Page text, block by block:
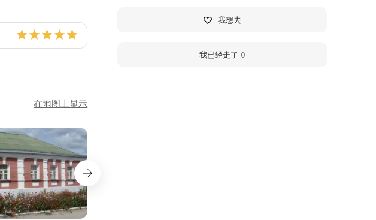
在地图上显示
我想去
我已经走了 0